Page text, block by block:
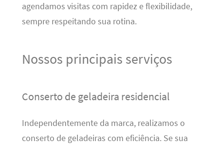
agendamos visitas com rapidez e flexibilidade,
sempre respeitando sua rotina.
Nossos principais serviços
Conserto de geladeira residencial
Independentemente da marca, realizamos o
conserto de geladeiras com eficiência. Se sua